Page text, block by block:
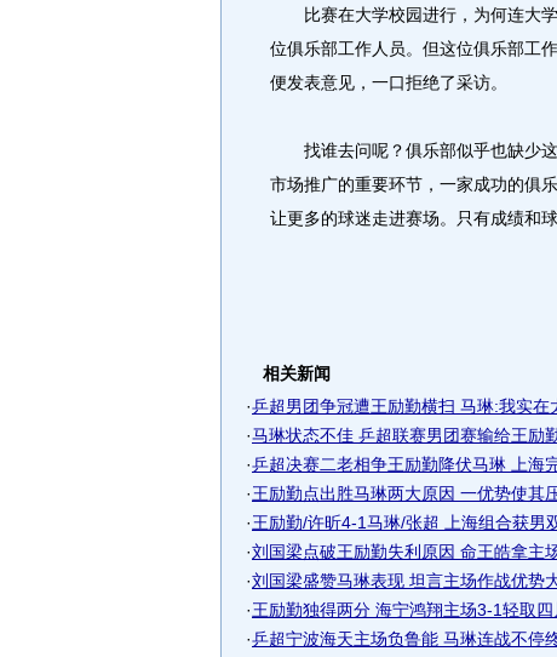
比赛在大学校园进行，为何连大学
位俱乐部工作人员。但这位俱乐部工
便发表意见，一口拒绝了采访。
找谁去问呢？俱乐部似乎也缺少这
市场推广的重要环节，一家成功的俱
让更多的球迷走进赛场。只有成绩和
相关新闻
·乒超男团争冠遭王励勤横扫 马琳:我实在
·马琳状态不佳 乒超联赛男团赛输给王励
·乒超决赛二老相争王励勤降伏马琳 上海完
·王励勤点出胜马琳两大原因 一优势使其压
·王励勤/许昕4-1马琳/张超 上海组合获男
·刘国梁点破王励勤失利原因 命王皓拿主场
·刘国梁盛赞马琳表现 坦言主场作战优势
·王励勤独得两分 海宁鸿翔主场3-1轻取
·乒超宁波海天主场负鲁能 马琳连战不停终